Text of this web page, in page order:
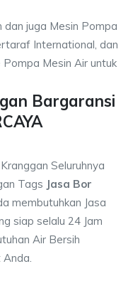
dan juga Mesin Pompa
International, dan
Mesin Air untuk
Bargaransi
Seluruhnya
Tags Jasa Bor
membutuhkan Jasa
siap selalu 24 Jam
Air Bersih